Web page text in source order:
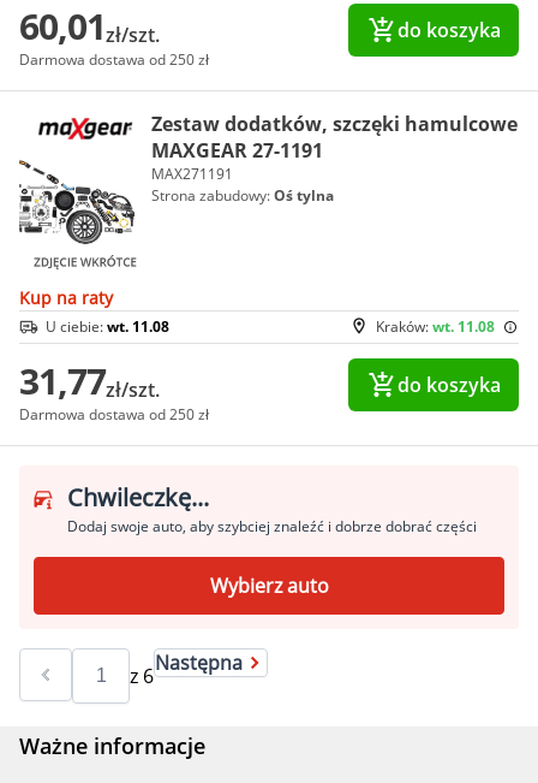
60,01zł/szt.
Darmowa dostawa od 250 zł
do koszyka
Zestaw dodatków, szczęki hamulcowe
MAXGEAR 27-1191
MAX271191
Strona zabudowy:Oś tylna
Kup na raty
Kraków:wt. 11.08
U ciebie:wt. 11.08
31,77zł/szt.
Darmowa dostawa od 250 zł
do koszyka
Chwileczkę...
Dodaj swoje auto, aby szybciej znaleźć i dobrze dobrać części
Wybierz auto
z 6Następna
Ważne informacje